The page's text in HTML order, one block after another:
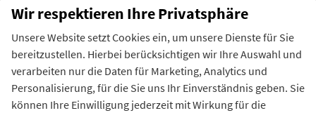
Wir respektieren Ihre Privatsphäre
Unsere Website setzt Cookies ein, um unsere Dienste für Sie
bereitzustellen. Hierbei berücksichtigen wir Ihre Auswahl und
verarbeiten nur die Daten für Marketing, Analytics und
Personalisierung, für die Sie uns Ihr Einverständnis geben. Sie
können Ihre Einwilligung jederzeit mit Wirkung für die